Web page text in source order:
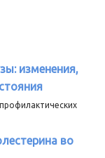
изменения,
во